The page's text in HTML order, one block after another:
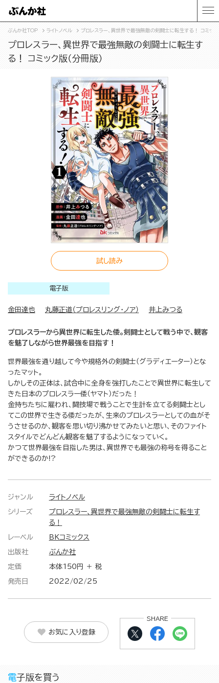
ぶんか社TOP ライトノベル プロレスラー、異世界で最強無敵の剣闘士に転生する！ コミック
プロレスラー、異世界で最強無敵の剣闘士に転生す
る！ コミック版（分冊版）
試し読み
電子版
金田達也 丸藤正道（プロレスリング・ノア） 井上みつる
プロレスラーから異世界に転生した倭。剣闘士として戦う中で、観客
を魅了しながら世界最強を目指す！
世界最強を通り越して今や規格外の剣闘士（グラディエーター）とな
ったマット。
しかしその正体は、試合中に全身を強打したことで異世界に転生して
きた日本のプロレスラー倭（ヤマト）だった！
金持ちたちに雇われ、闘技場で戦うことで生計を立てる剣闘士とし
てこの世界で生きる倭だったが、生来のプロレスラーとしての血がそ
うさせるのか、観客を思い切り沸かせてみたいと思い、そのファイト
スタイルでどんどん観客を魅了するようになっていく。
かつて世界最強を目指した男は、異世界でも最強の称号を得ること
ができるのか!?
ジャンル ライトノベル
シリーズ
プロレスラー、異世界で最強無敵の剣闘士に転生す
る！
レーベル BKコミックス
出版社 ぶんか社
定価 本体150円 ＋ 税
発売日 2022/02/25
お気に入り登録
SHARE
電子版を買う